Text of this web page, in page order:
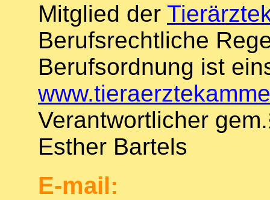
Mitglied der
Berufsrechtliche
Berufsordnung ist
Verantwortlicher
Esther Bartels
E-mail: